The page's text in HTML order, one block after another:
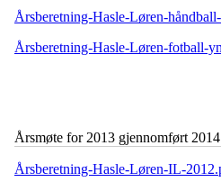
Årsberetning-Hasle-Løren-
Årsberetning-Hasle-Løren-fotball-
Årsmøte for 2013 gjennomført 2014
Årsberetning-Hasle-Løren-IL-